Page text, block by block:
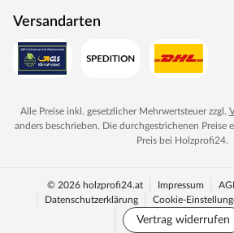
Versandarten
Alle Preise inkl. gesetzlicher Mehrwertsteuer zzgl.
anders beschrieben. Die durchgestrichenen Preise
Preis bei Holzprofi24.
© 2026 holzprofi24.at Impressum
Datenschutzerklärung
Cookie-
Vertrag widerrufen